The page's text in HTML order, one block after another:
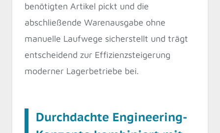
benötigten Artikel pickt und die
abschließende Warenausgabe ohne
manuelle Laufwege sicherstellt und trägt
entscheidend zur Effizienzsteigerung
moderner Lagerbetriebe bei.
Durchdachte Engineering-